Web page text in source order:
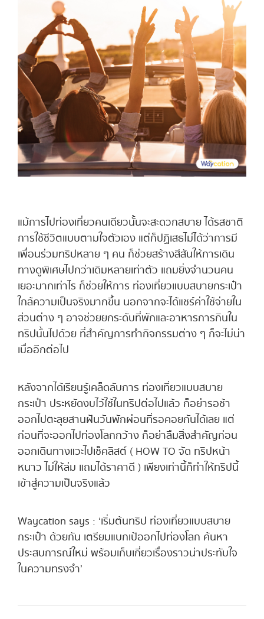
แม้การไปท่องเที่ยวคนเดียวนั้นจะสะดวกสบาย ได้รสชาติ
การใช้ชีวิตแบบตามใจตัวเอง แต่ก็ปฏิเสธไม่ได้ว่าการมี
เพื่อนร่วมทริปหลาย ๆ คน ก็ช่วยสร้างสีสันให้การเดิน
ทางดูพิเศษไปกว่าเดิมหลายเท่าตัว แถมยิ่งจำนวนคน
เยอะมากเท่าไร ก็ช่วยให้การ ท่องเที่ยวแบบสบายกระเป๋า
ใกล้ความเป็นจริงมากขึ้น นอกจากจะได้แชร์ค่าใช้จ่ายใน
ส่วนต่าง ๆ อาจช่วยยกระดับที่พักและอาหารการกินใน
ทริปนั้นไปด้วย ที่สำคัญการทำกิจกรรมต่าง ๆ ก็จะไม่น่า
เบื่ออีกต่อไป
หลังจากได้เรียนรู้เคล็ดลับการ ท่องเที่ยวแบบสบาย
กระเป๋า ประหยัดงบไว้ใช้ในทริปต่อไปแล้ว ก็อย่ารอช้า
ออกไปตะลุยสานฝันวันพักผ่อนที่รอคอยกันได้เลย แต่
ก่อนที่จะออกไปท่องโลกกว้าง ก็อย่าลืมสิ่งสำคัญก่อน
ออกเดินทางแวะไปเช็คลิสต์ ( HOW TO จัด ทริปหน้า
หนาว ไม่ให้ล่ม แถมได้ราคาดี ) เพียงเท่านี้ก็ทำให้ทริปนี้
เข้าสู่ความเป็นจริงแล้ว
Waycation says : ‘เริ่มต้นทริป ท่องเที่ยวแบบสบาย
กระเป๋า ด้วยกัน เตรียมแบกเป้ออกไปท่องโลก ค้นหา
ประสบการณ์ใหม่ พร้อมเก็บเกี่ยวเรื่องราวน่าประทับใจ
ในความทรงจำ’